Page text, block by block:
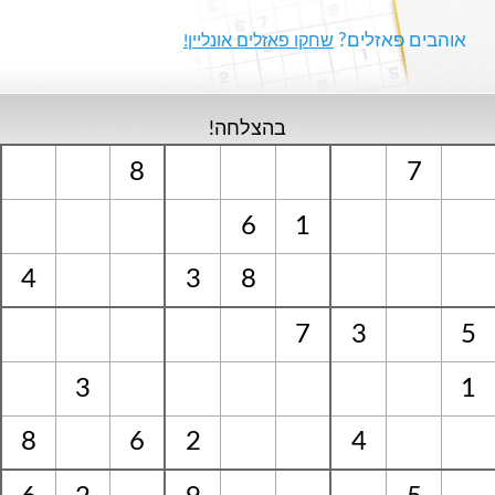
אוהבים פאזלים? שחקו פאזלים אונליין!
בהצלחה!
8 7
6
1
4
3 8
7 3 5
3
1
8
6 2 4